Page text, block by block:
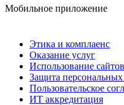
Мобильное приложение
Этика и комплаенс
Оказание услуг
Использование сайтов
Защита
Пользовательское
ИТ аккредитация